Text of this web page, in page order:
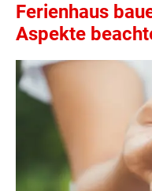
Ferienhaus
Aspekte